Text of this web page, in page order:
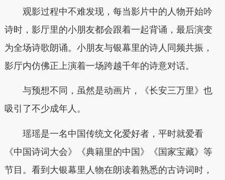
观影过程中不难发现，每当影片中的人物开始吟
诗时，影厅里的小朋友都会跟着一起背诵，最后演变
为全场诗歌朗诵。小朋友与银幕里的诗人同频共振，
影厅内仿佛正上演着一场跨越千年的诗意对话。
与预想不同，虽然是动画片，《长安三万里》也
吸引了不少成年人。
瑶瑶是一名中国传统文化爱好者，平时就爱看
《中国诗词大会》《典籍里的中国》《国家宝藏》等
节目。看到大银幕里人物在朗读着熟悉的古诗词时，